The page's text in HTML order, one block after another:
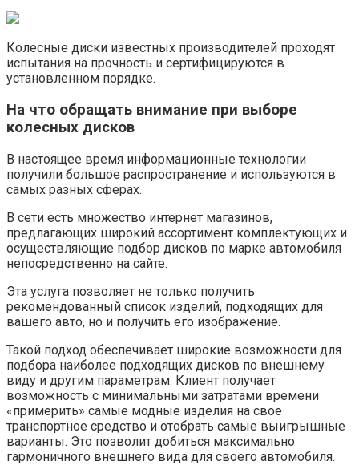
Колесные диски известных производителей проходят
испытания на прочность и сертифицируются в
установленном порядке.
На что обращать внимание при выборе
колесных дисков
В настоящее время информационные технологии
получили большое распространение и используются в
самых разных сферах.
В сети есть множество интернет магазинов,
предлагающих широкий ассортимент комплектующих и
осуществляющие подбор дисков по марке автомобиля
непосредственно на сайте.
Эта услуга позволяет не только получить
рекомендованный список изделий, подходящих для
вашего авто, но и получить его изображение.
Такой подход обеспечивает широкие возможности для
подбора наиболее подходящих дисков по внешнему
виду и другим параметрам. Клиент получает
возможность с минимальными затратами времени
«примерить» самые модные изделия на свое
транспортное средство и отобрать самые выигрышные
варианты. Это позволит добиться максимально
гармоничного внешнего вида для своего автомобиля.